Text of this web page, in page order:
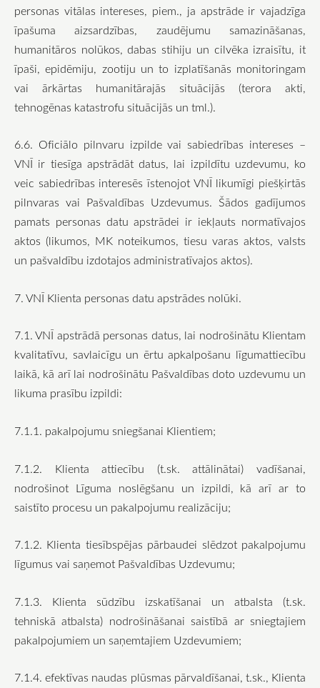
personas vitālas intereses, piem., ja apstrāde ir vajadzīga
īpašuma aizsardzības, zaudējumu samazināšanas,
humanitāros nolūkos, dabas stihiju un cilvēka izraisītu, it
īpaši, epidēmiju, zootiju un to izplatīšanās monitoringam
vai ārkārtas humanitārajās situācijās (terora akti,
tehnogēnas katastrofu situācijās un tml.).
6.6. Oficiālo pilnvaru izpilde vai sabiedrības intereses –
VNĪ ir tiesīga apstrādāt datus, lai izpildītu uzdevumu, ko
veic sabiedrības interesēs īstenojot VNĪ likumīgi piešķirtās
pilnvaras vai Pašvaldības Uzdevumus. Šādos gadījumos
pamats personas datu apstrādei ir iekļauts normatīvajos
aktos (likumos, MK noteikumos, tiesu varas aktos, valsts
un pašvaldību izdotajos administratīvajos aktos).
7. VNĪ Klienta personas datu apstrādes nolūki.
7.1. VNĪ apstrādā personas datus, lai nodrošinātu Klientam
kvalitatīvu, savlaicīgu un ērtu apkalpošanu līgumattiecību
laikā, kā arī lai nodrošinātu Pašvaldības doto uzdevumu un
likuma prasību izpildi:
7.1.1. pakalpojumu sniegšanai Klientiem;
7.1.2. Klienta attiecību (t.sk. attālinātai) vadīšanai,
nodrošinot Līguma noslēgšanu un izpildi, kā arī ar to
saistīto procesu un pakalpojumu realizāciju;
7.1.2. Klienta tiesībspējas pārbaudei slēdzot pakalpojumu
līgumus vai saņemot Pašvaldības Uzdevumu;
7.1.3. Klienta sūdzību izskatīšanai un atbalsta (t.sk.
tehniskā atbalsta) nodrošināšanai saistībā ar sniegtajiem
pakalpojumiem un saņemtajiem Uzdevumiem;
7.1.4. efektīvas naudas plūsmas pārvaldīšanai, t.sk., Klienta